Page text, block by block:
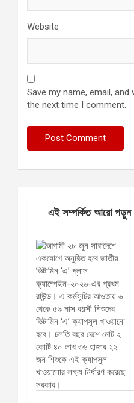
Website
Save my name, email,
the next time I comment.
এই সম্পর্কিত আরো পড়ুন